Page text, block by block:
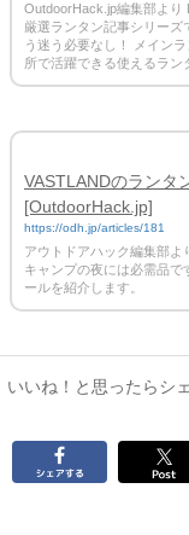
OutdoorHack.jp編集部より
厳選ランタン記事シリーズ
う迷う必要なし！ メイン
所で活躍できる使えるラン
VASTLANDのランタ
[OutdoorHack.jp]
https://odh.jp/articles/181
アウトドアハック編集部
キャンプの夜には必需品で
ールを紹介します。
いいね！と思ったらシ